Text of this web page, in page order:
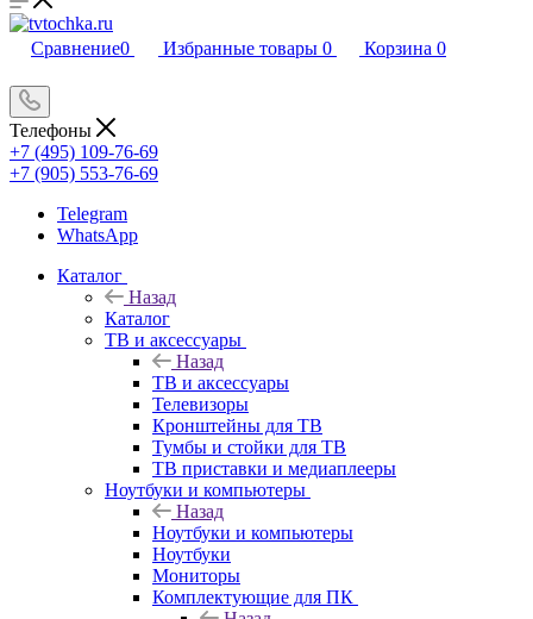
Сравнение0 Избранные товары 0 Корзина 0
Телефоны
+7 (495) 109-76-69
+7 (905) 553-76-69
Telegram
WhatsApp
Каталог
Назад
Каталог
ТВ и аксессуары
Назад
ТВ и аксессуары
Телевизоры
Кронштейны для ТВ
Тумбы и стойки для ТВ
ТВ приставки и медиаплееры
Ноутбуки и компьютеры
Назад
Ноутбуки и компьютеры
Ноутбуки
Мониторы
Комплектующие для ПК